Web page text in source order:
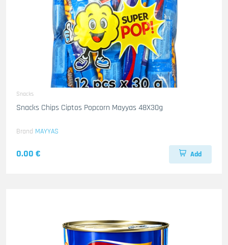
Snacks
Snacks Chips Ciptos Popcorn Mayyas 48X30g
Brand MAYYAS
0.00 € Add